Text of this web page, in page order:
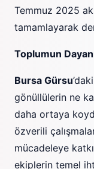
Temmuz 2025
tamamlayarak
Toplumun
Bursa Gürsu
gönüllülerin ne
daha ortaya
özverili
mücadeleye
ekiplerin temel